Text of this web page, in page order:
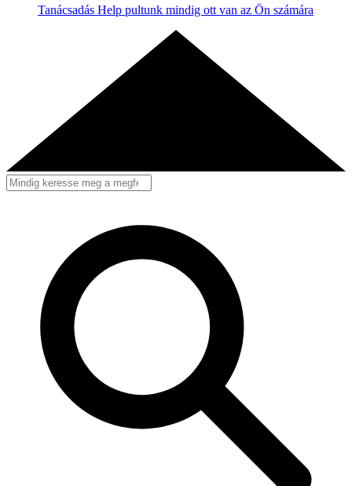
Tanácsadás Help pultunk mindig ott van az Ön számára